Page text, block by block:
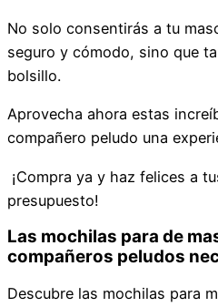
No solo consentirás a tu
seguro y cómodo, sino que
bolsillo.
Aprovecha ahora estas
compañero peludo una
¡Compra ya y haz felices a
presupuesto!
Las mochilas para de
compañeros peludos
Descubre las mochilas para